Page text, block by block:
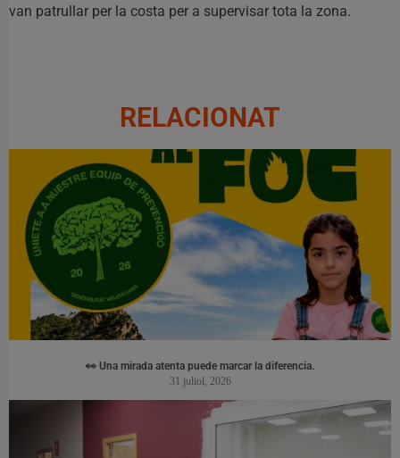
van patrullar per la costa per a supervisar tota la zona.
RELACIONAT
👀 Una mirada atenta puede marcar la diferencia.
31 juliol, 2026